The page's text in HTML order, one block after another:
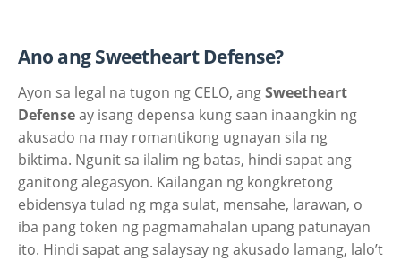
Ano ang Sweetheart Defense?
Ayon sa legal na tugon ng CELO, angSweetheart
Defenseay isang depensa kung saan inaangkin ng
akusado na may romantikong ugnayan sila ng
biktima. Ngunit sa ilalim ng batas, hindi sapat ang
ganitong alegasyon. Kailangan ng kongkretong
ebidensya tulad ng mga sulat, mensahe, larawan, o
iba pang token ng pagmamahalan upang patunayan
ito. Hindi sapat ang salaysay ng akusado lamang, lalo’t